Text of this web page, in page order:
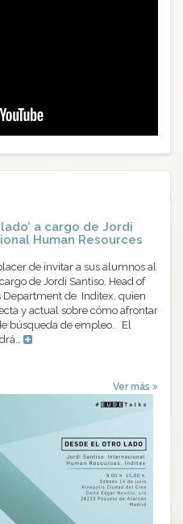
a cargo de Jordi
Human Resources
de invitar a sus alumnos al
de Jordi Santiso, Head of
Department de Inditex, quien
y actual sobre cómo afrontar
búsqueda de empleo. El
Ver más